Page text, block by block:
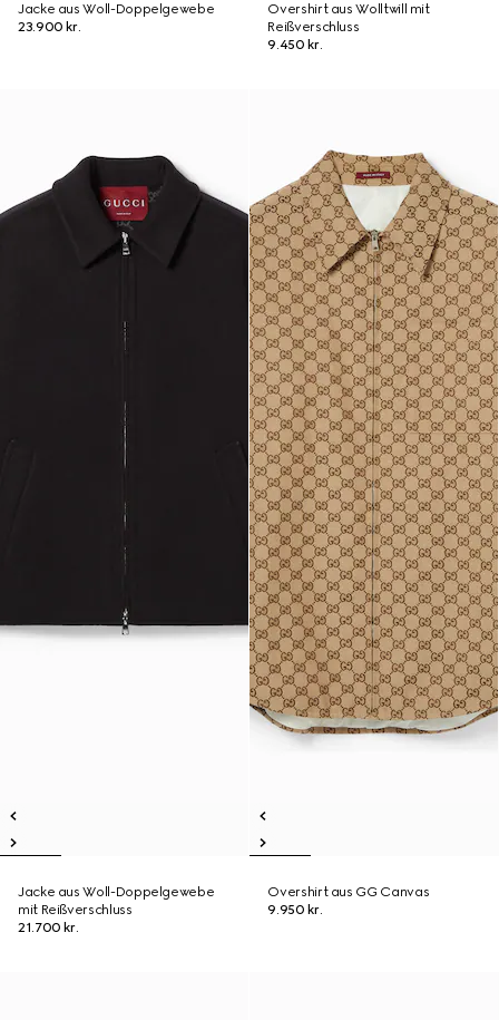
Jacke aus Woll-Doppelgewebe
23.900 kr.
Overshirt aus Wolltwill mit
Reißverschluss
9.450 kr.
Jacke aus Woll-Doppelgewebe
mit Reißverschluss
21.700 kr.
Overshirt aus GG Canvas
9.950 kr.